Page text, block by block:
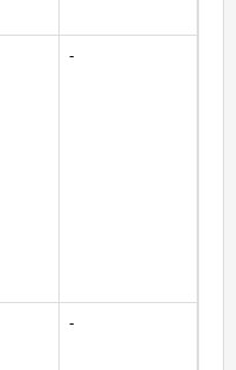
-
-